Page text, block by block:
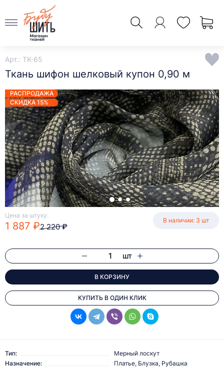
Арт.: TK-65
Ткань шифон шелковый купон 0,90 м
Цена за штуку:
1 887 ₽2 220 ₽
В наличии: 3 шт
шт
В КОРЗИНУ
КУПИТЬ В ОДИН КЛИК
РАСПРОДАЖА
СКИДКА 15%
Тип:
Мерный лоскут
Назначение:
Платье, Блузка, Рубашка